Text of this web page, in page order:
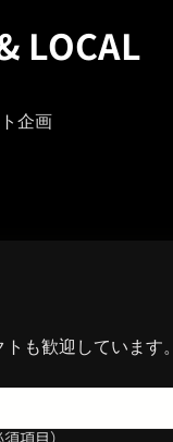
LOCAL
企画
も歓迎しています。
須項目）